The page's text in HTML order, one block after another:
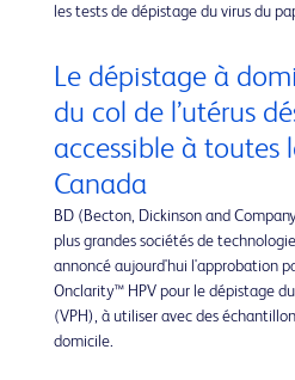
les tests de dépistage du virus du
Le dépistage à
du col de l’utérus
accessible à toutes
Canada
BD (Becton, Dickinson and
plus grandes sociétés de
annoncé aujourd'hui l'approbation
Onclarity™ HPV pour le dépistage
(VPH), à utiliser avec des
domicile.